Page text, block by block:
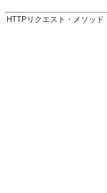
HTTPリクエスト・メソッド